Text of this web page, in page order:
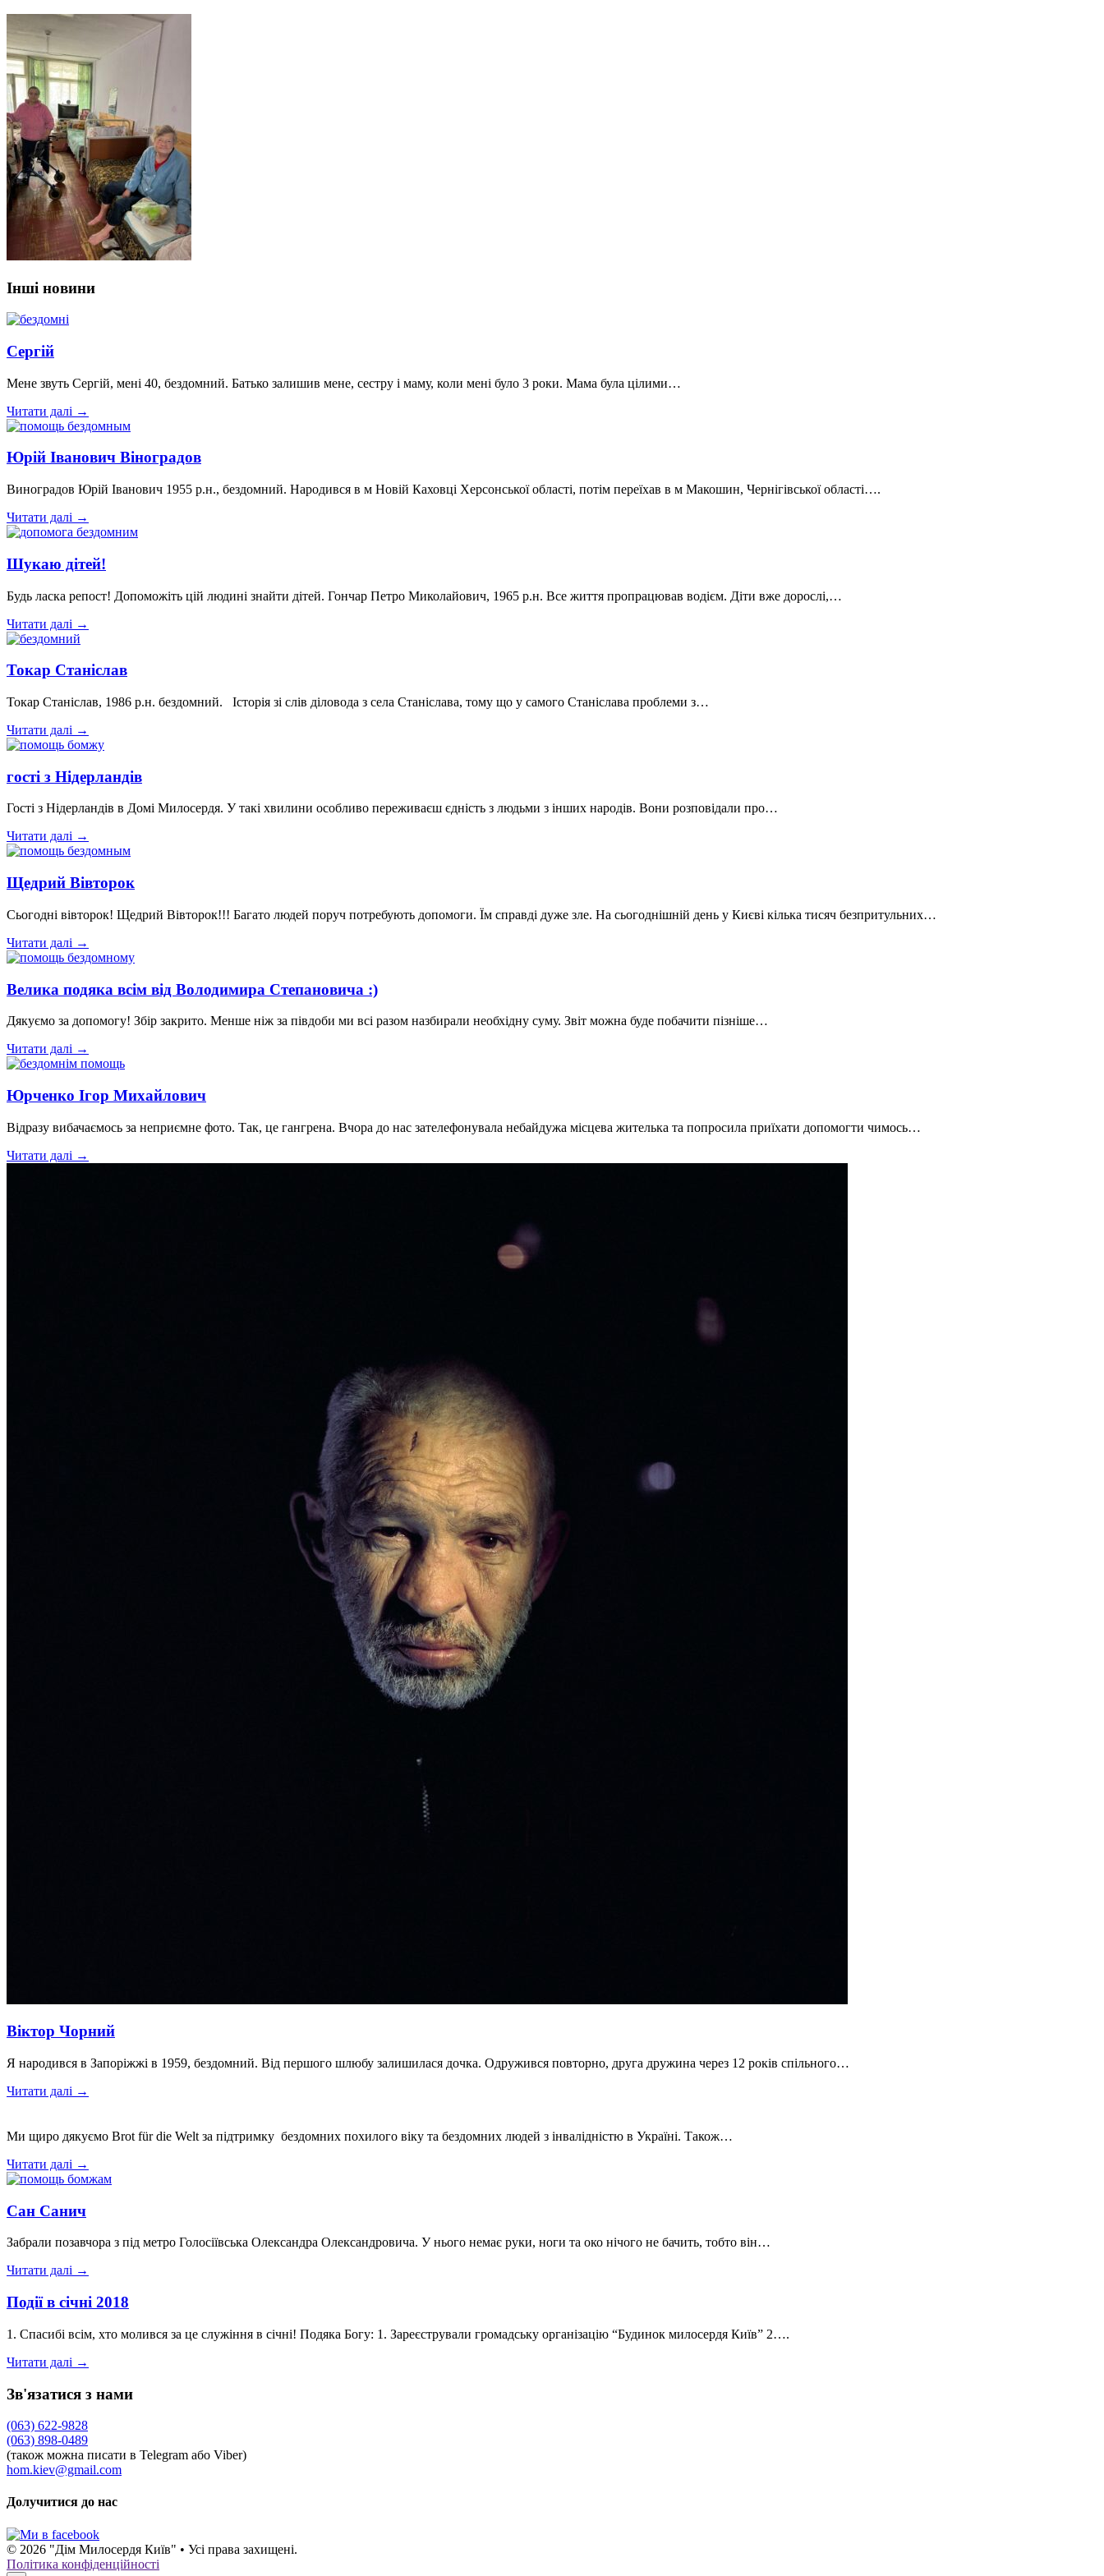
Інші новини
Сергій
Мене звуть Сергій, мені 40, бездомний. Батько залишив мене, сестру і маму, коли мені було 3 роки. Мама була цілими…
Читати далі →
Юрій Іванович Віноградов
Виноградов Юрій Іванович 1955 р.н., бездомний. Народився в м Новій Каховці Херсонської області, потім переїхав в м Макошин, Чернігівської області….
Читати далі →
Шукаю дітей!
Будь ласка репост! Допоможіть цій людині знайти дітей. Гончар Петро Миколайович, 1965 р.н. Все життя пропрацював водієм. Діти вже дорослі,…
Читати далі →
Токар Станіслав
Токар Станіслав, 1986 р.н. бездомний. Історія зі слів діловода з села Станіслава, тому що у самого Станіслава проблеми з…
Читати далі →
гості з Нідерландів
Гості з Нідерландів в Домі Милосердя. У такі хвилини особливо переживаєш єдність з людьми з інших народів. Вони розповідали про…
Читати далі →
Щедрий Вівторок
Сьогодні вівторок! Щедрий Вівторок!!! Багато людей поруч потребують допомоги. Їм справді дуже зле. На сьогоднішній день у Києві кілька тисяч безпритульних…
Читати далі →
Велика подяка всім від Володимира Степановича :)
Дякуємо за допомогу! Збір закрито. Менше ніж за півдоби ми всі разом назбирали необхідну суму. Звіт можна буде побачити пізніше…
Читати далі →
Юрченко Ігор Михайлович
Відразу вибачаємось за неприємне фото. Так, це гангрена. Вчора до нас зателефонувала небайдужа місцева жителька та попросила приїхати допомогти чимось…
Читати далі →
Віктор Чорний
Я народився в Запоріжжі в 1959, бездомний. Від першого шлюбу залишилася дочка. Одружився повторно, друга дружина через 12 років спільного…
Читати далі →
Ми щиро дякуємо Brot für die Welt за підтримку бездомних похилого віку та бездомних людей з інвалідністю в Україні. Також…
Читати далі →
Сан Санич
Забрали позавчора з під метро Голосіївська Олександра Олександровича. У нього немає руки, ноги та око нічого не бачить, тобто він…
Читати далі →
Події в січні 2018
1. Спасибі всім, хто молився за це служіння в січні! Подяка Богу: 1. Зареєстрували громадську організацію “Будинок милосердя Київ” 2….
Читати далі →
Зв'язатися з нами
(063) 622-9828
(063) 898-0489
(також можна писати в Telegram або Viber)
hom.kiev@gmail.com
Долучитися до нас
© 2026 "Дім Милосердя Київ" • Усі права захищені.
Політика конфіденційності